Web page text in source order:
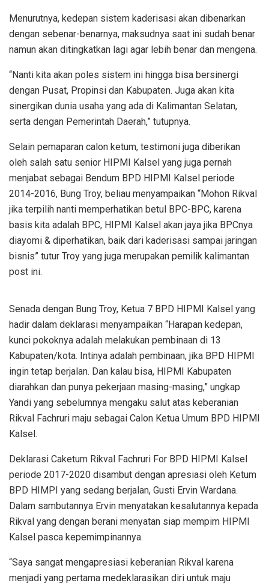
Menurutnya, kedepan sistem kaderisasi akan dibenarkan
dengan sebenar-benarnya, maksudnya saat ini sudah benar
namun akan ditingkatkan lagi agar lebih benar dan mengena.
“Nanti kita akan poles sistem ini hingga bisa bersinergi
dengan Pusat, Propinsi dan Kabupaten. Juga akan kita
sinergikan dunia usaha yang ada di Kalimantan Selatan,
serta dengan Pemerintah Daerah,” tutupnya.
Selain pemaparan calon ketum, testimoni juga diberikan
oleh salah satu senior HIPMI Kalsel yang juga pernah
menjabat sebagai Bendum BPD HIPMI Kalsel periode
2014-2016, Bung Troy, beliau menyampaikan “Mohon Rikval
jika terpilih nanti memperhatikan betul BPC-BPC, karena
basis kita adalah BPC, HIPMI Kalsel akan jaya jika BPCnya
diayomi & diperhatikan, baik dari kaderisasi sampai jaringan
bisnis” tutur Troy yang juga merupakan pemilik kalimantan
post ini.
Senada dengan Bung Troy, Ketua 7 BPD HIPMI Kalsel yang
hadir dalam deklarasi menyampaikan “Harapan kedepan,
kunci pokoknya adalah melakukan pembinaan di 13
Kabupaten/kota. Intinya adalah pembinaan, jika BPD HIPMI
ingin tetap berjalan. Dan kalau bisa, HIPMI Kabupaten
diarahkan dan punya pekerjaan masing-masing,” ungkap
Yandi yang sebelumnya mengaku salut atas keberanian
Rikval Fachruri maju sebagai Calon Ketua Umum BPD HIPMI
Kalsel.
Deklarasi Caketum Rikval Fachruri For BPD HIPMI Kalsel
periode 2017-2020 disambut dengan apresiasi oleh Ketum
BPD HIMPI yang sedang berjalan, Gusti Ervin Wardana.
Dalam sambutannya Ervin menyatakan kesalutannya kepada
Rikval yang dengan berani menyatan siap mempim HIPMI
Kalsel pasca kepemimpinannya.
“Saya sangat mengapresiasi keberanian Rikval karena
menjadi yang pertama medeklarasikan diri untuk maju